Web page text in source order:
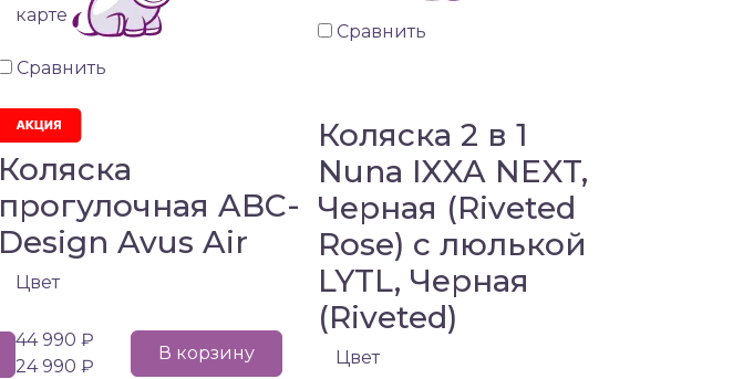
карте
Сравнить
Сравнить
Коляска
прогулочная ABC-
Design Avus Air
Цвет
44 990 ₽
24 990 ₽
В корзину
Коляска 2 в 1
Nuna IXXA NEXT,
Черная (Riveted
Rose) с люлькой
LYTL, Черная
(Riveted)
Цвет